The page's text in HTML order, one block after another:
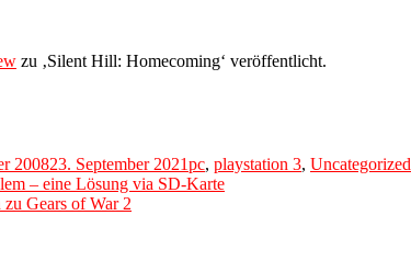
zu ‚Silent Hill: Homecoming‘ veröffentlicht.
200823. September 2021pc, playstation 3, Uncategorized
– eine Lösung via SD-Karte
Gears of War 2